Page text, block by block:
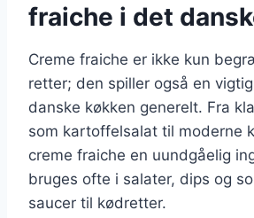
fraiche i det
Creme fraiche er ikke kun
retter; den spiller også en
danske køkken generelt. Fra
som kartoffelsalat til moderne
creme fraiche en uundgåelig
bruges ofte i salater, dips og
saucer til kødretter.